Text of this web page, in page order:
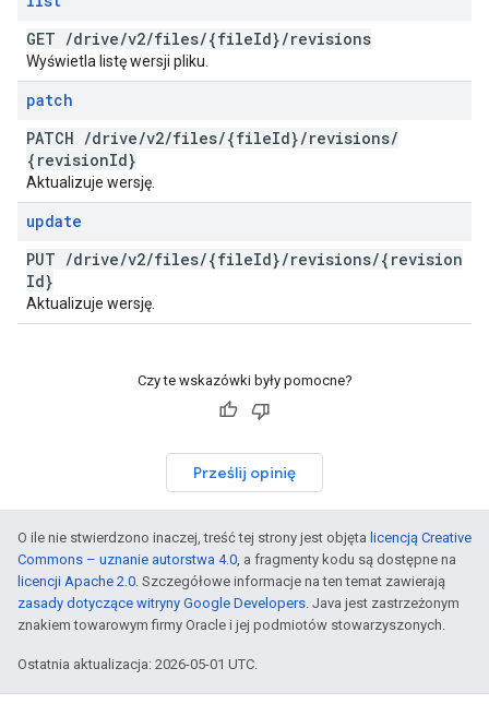
GET /drive/v2/files/{fileId}/revisions
Wyświetla listę wersji pliku.
patch
PATCH /drive/v2/files/{fileId}/revisions/
{revisionId}
Aktualizuje wersję.
update
PUT /drive/v2/files/{fileId}/revisions/{revision
Id}
Aktualizuje wersję.
Czy te wskazówki były pomocne?
Prześlij opinię
O ile nie stwierdzono inaczej, treść tej strony jest objęta licencją Creative
Commons – uznanie autorstwa 4.0, a fragmenty kodu są dostępne na
licencji Apache 2.0. Szczegółowe informacje na ten temat zawierają
zasady dotyczące witryny Google Developers. Java jest zastrzeżonym
znakiem towarowym firmy Oracle i jej podmiotów stowarzyszonych.
Ostatnia aktualizacja: 2026-05-01 UTC.